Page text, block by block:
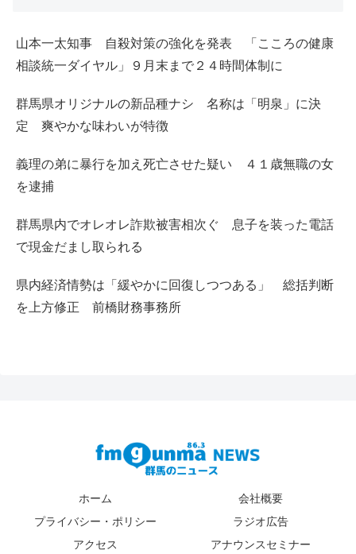
山本一太知事 自殺対策の強化を発表 「こころの健康
相談統一ダイヤル」９月末まで２４時間体制に
群馬県オリジナルの新品種ナシ 名称は「明泉」に決
定 爽やかな味わいが特徴
義理の弟に暴行を加え死亡させた疑い ４１歳無職の女
を逮捕
群馬県内でオレオレ詐欺被害相次ぐ 息子を装った電話
で現金だまし取られる
県内経済情勢は「緩やかに回復しつつある」 総括判断
を上方修正 前橋財務事務所
ホーム
会社概要
プライバシー・ポリシー
ラジオ広告
アクセス
アナウンスセミナー